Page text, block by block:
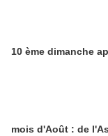
10 ème dimanche
mois d'Août : de